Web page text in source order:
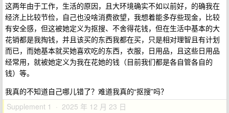
这两年由于工作，生活的原因，且大环境确实不如以前好，的确我在
经济上比较节俭，自己也没啥消费欲望，我想着能多存些现金，比较
有安全感，但这被她定义为抠搜、不舍得花钱，但在生活中基本的大
花销都是我掏钱，并且该买的东西我都在买，只是相对理智且有计划
而已，而她基本就买她喜欢吃的东西，衣服，日用品，且这些日用品
经常用，就被她定义为我在花她的钱（目前我们都是各自管各自的
钱）等。
我真的不知道自己哪儿错了？难道我真的“抠搜”吗？
Supplement 1 · 2025 年 12 月 23 日